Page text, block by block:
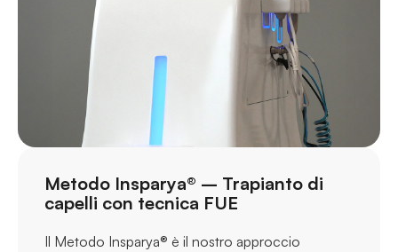
Metodo Insparya® – Trapianto di
capelli con tecnica FUE
Il Metodo Insparya® è il nostro approccio